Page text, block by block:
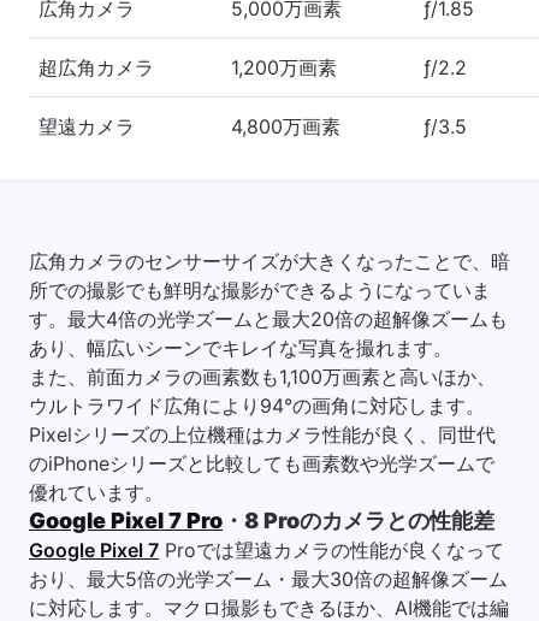
広角カメラ 5,000万画素 ƒ/1.85
超広角カメラ 1,200万画素 ƒ/2.2
望遠カメラ 4,800万画素 ƒ/3.5
広角カメラのセンサーサイズが大きくなったことで、暗
所での撮影でも鮮明な撮影ができるようになっていま
す。最大4倍の光学ズームと最大20倍の超解像ズームも
あり、幅広いシーンでキレイな写真を撮れます。
また、前面カメラの画素数も1,100万画素と高いほか、
ウルトラワイド広角により94°の画角に対応します。
Pixelシリーズの上位機種はカメラ性能が良く、同世代
のiPhoneシリーズと比較しても画素数や光学ズームで
優れています。
Google Pixel 7 Pro ・8 Proのカメラとの性能差
Google Pixel 7 Proでは望遠カメラの性能が良くなって
おり、最大5倍の光学ズーム・最大30倍の超解像ズーム
に対応します。マクロ撮影もできるほか、AI機能では編